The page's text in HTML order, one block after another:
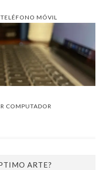
MÓVIL
COMPUTADOR
ARTE?